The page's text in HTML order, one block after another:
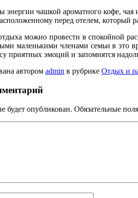
энергии чашкой ароматного кофе,
перед отелем, который
можно провести в спокойной
ма­ленькими членами семьи в это
приятных эмоций и запом­нятся
автором admin в рубрике Отдых и
будет опубликован. Обязательные